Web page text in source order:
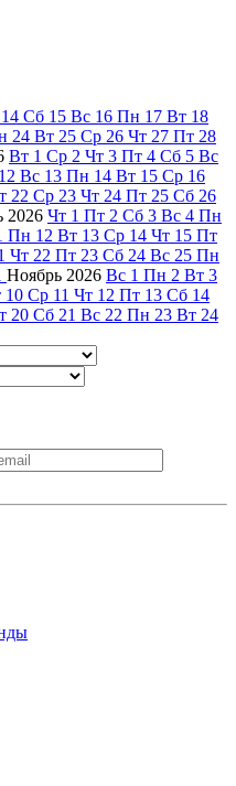
14 Сб 15 Вс 16 Пн 17 Вт 18
24 Вт 25 Ср 26 Чт 27 Пт 28
Вт 1 Ср 2 Чт 3 Пт 4 Сб 5 Вс
12 Вс 13 Пн 14 Вт 15 Ср 16
22 Ср 23 Чт 24 Пт 25 Сб 26
2026 Чт 1 Пт 2 Сб 3 Вс 4 Пн
Пн 12 Вт 13 Ср 14 Чт 15 Пт
Чт 22 Пт 23 Сб 24 Вс 25 Пн
Ноябрь 2026 Вс 1 Пн 2 Вт 3
10 Ср 11 Чт 12 Пт 13 Сб 14
20 Сб 21 Вс 22 Пн 23 Вт 24